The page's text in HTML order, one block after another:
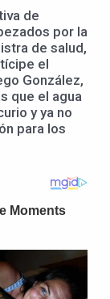
de
por la
de salud,
el
González,
que el agua
y ya no
para los